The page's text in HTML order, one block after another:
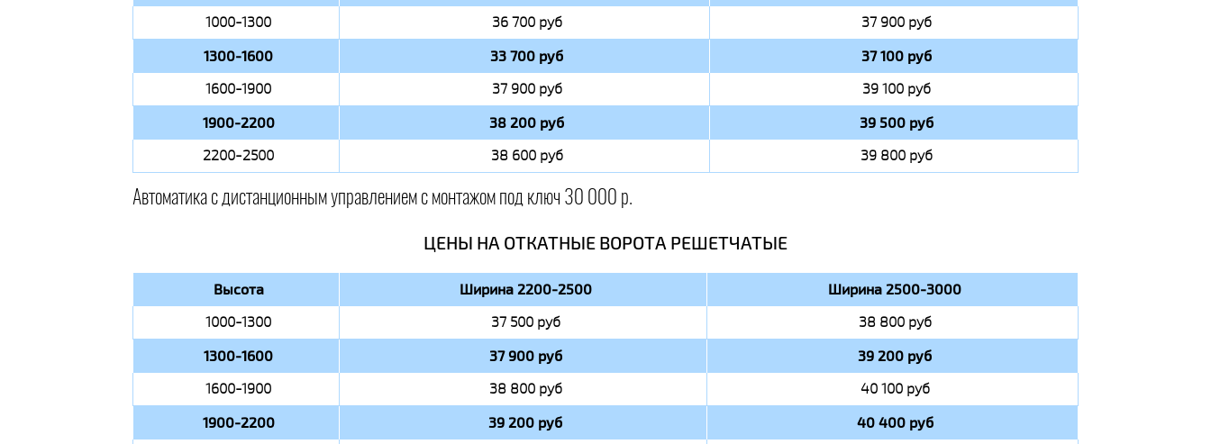
1000-1300 36 700 руб 37 900 руб
1300-1600 33 700 руб 37 100 руб
1600-1900 37 900 руб 39 100 руб
1900-2200 38 200 руб 39 500 руб
2200-2500 38 600 руб 39 800 руб
Автоматика с дистанционным управлением с монтажом под ключ 30 000 р.
ЦЕНЫ НА ОТКАТНЫЕ ВОРОТА РЕШЕТЧАТЫЕ
Высота Ширина 2200-2500 Ширина 2500-3000
1000-1300 37 500 руб 38 800 руб
1300-1600 37 900 руб 39 200 руб
1600-1900 38 800 руб 40 100 руб
1900-2200 39 200 руб 40 400 руб